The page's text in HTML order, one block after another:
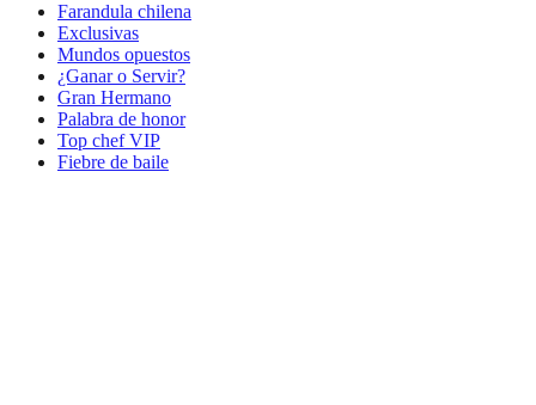
Farandula chilena
Exclusivas
Mundos opuestos
¿Ganar o Servir?
Gran Hermano
Palabra de honor
Top chef VIP
Fiebre de baile